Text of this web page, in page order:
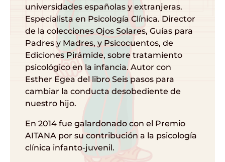
universidades españolas y extranjeras.
Especialista en Psicología Clínica. Director
de la colecciones Ojos Solares, Guías para
Padres y Madres, y Psicocuentos, de
Ediciones Pirámide, sobre tratamiento
psicológico en la infancia. Autor con
Esther Egea del libro Seis pasos para
cambiar la conducta desobediente de
nuestro hijo.
En 2014 fue galardonado con el Premio
AITANA por su contribución a la psicología
clínica infanto-juvenil.